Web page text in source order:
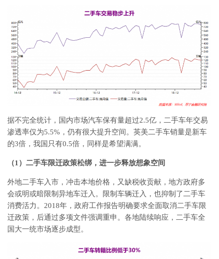
据不完全统计，国内市场汽车保有量超过2.5亿，二手车年交易
渗透率仅为5.5%，仍有很大提升空间。英美二手车销量是新车
的3倍，我国只有0.5倍，同样是希望满满。
（1）二手车限迁政策松绑，进一步释放想象空间
外地二手车入市，冲击本地价格，又缺税收贡献，地方政府多
会或明或暗限制异地车迁入。限制车辆迁入，也抑制了二手车
消费活力。2018年，政府工作报告明确要求全面取消二手车限
迁政策，后通过多项文件强调重申。各地陆续响应，二手车全
国大一统市场逐步成型。